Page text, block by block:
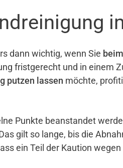
dann wichtig, wenn Sie
fristgerecht und in einem
putzen lassen möchte,
Punkte beanstandet
gilt so lange, bis die
ein Teil der Kaution